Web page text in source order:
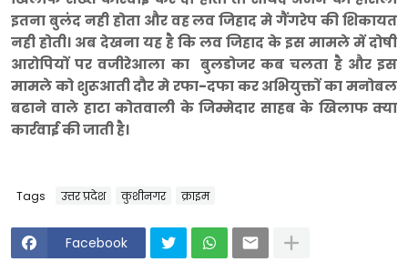
इतना बुलंद नही होता और वह लव जिहाद मे गैंगरेप की शिकायत
नही होती। अब देखना यह है कि लव जिहाद के इस मामले में दोषी
आरोपियों पर वजीरेआला का बुलडोजर कब चलता है और इस
मामले को शुरूआती दौर मे रफा-दफा कर अभियुक्तों का मनोबल
बढाने वाले हाटा कोतवाली के जिम्मेदार साहब के खिलाफ क्या
कार्रवाई की जाती है।
Tags उत्तर प्रदेश कुशीनगर क्राइम
Facebook